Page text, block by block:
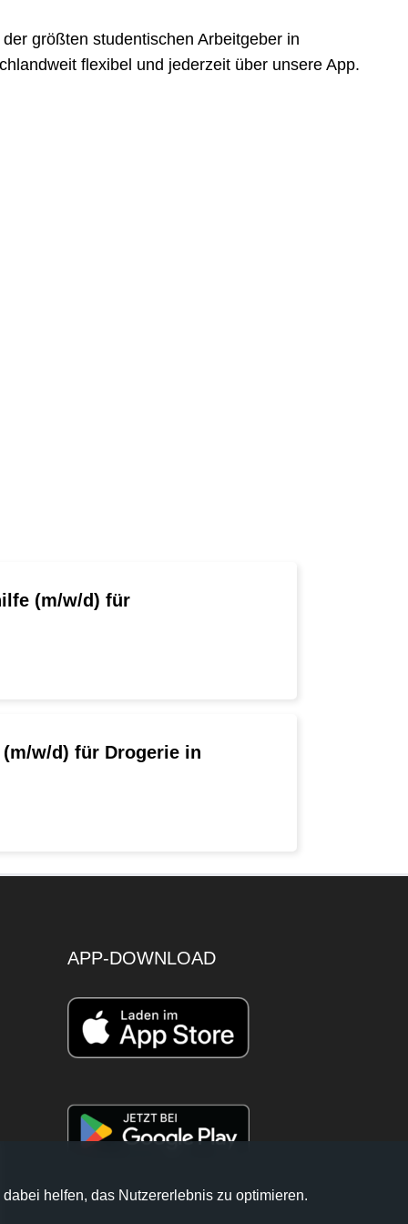
größten studentischen Arbeitgeber in
flexibel und jederzeit über unsere App.
(m/w/d) für
w/d) für Drogerie in
APP-DOWNLOAD
helfen, das Nutzererlebnis zu optimieren.